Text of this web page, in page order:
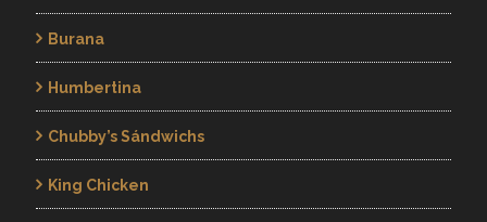
Burana
Humbertina
Chubby’s Sándwichs
King Chicken